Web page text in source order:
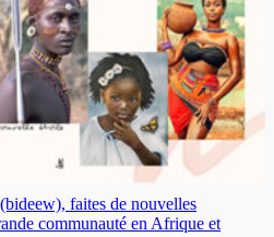
faites de nouvelles
communauté en Afrique et